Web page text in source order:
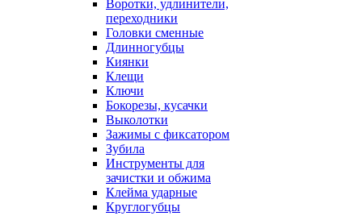
Воротки, удлинители,
переходники
Головки сменные
Длинногубцы
Киянки
Клещи
Ключи
Бокорезы, кусачки
Выколотки
Зажимы с фиксатором
Зубила
Инструменты для
зачистки и обжима
Клейма ударные
Круглогубцы